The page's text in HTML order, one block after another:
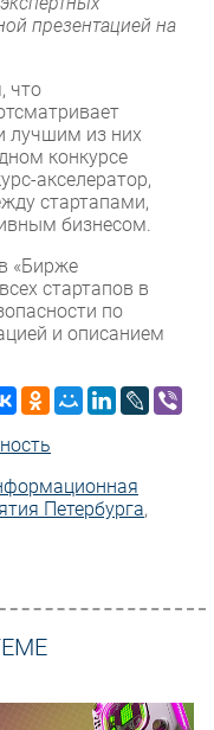
презентацией на
что
лучшим из них
конкурсе
акселератор,
стартапами,
бизнесом.
«Бирже
стартапов в
по
и описанием
Петербурга,